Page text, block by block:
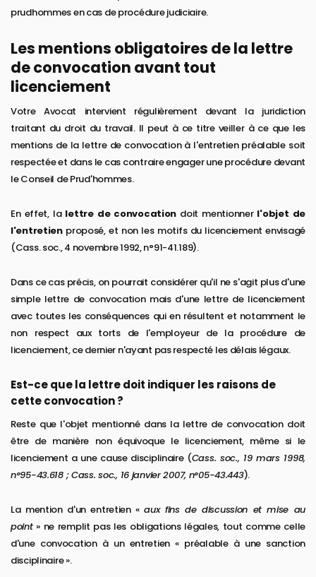
prudhommes en cas de procédure judiciaire.
Les mentions obligatoires de la lettre
de convocation avant tout
licenciement
Votre Avocat intervient régulièrement devant la juridiction
traitant du droit du travail. Il peut à ce titre veiller à ce que les
mentions de la lettre de convocation à l'entretien préalable soit
respectée et dans le cas contraire engager une procédure devant
le Conseil de Prud'hommes.
En effet, la lettre de convocation doit mentionner l'objet de
l'entretienproposé, et non les motifs du licenciement envisagé
(Cass. soc., 4 novembre 1992, n°91-41.189).
Dans ce cas précis, on pourrait considérer qu'il ne s'agit plus d'une
simple lettre de convocation mais d'une lettre de licenciement
avec toutes les conséquences qui en résultent et notamment le
non respect aux torts de l'employeur de la procédure de
licenciement, ce dernier n'ayant pas respecté les délais légaux.
Est-ce que la lettre doit indiquer les raisons de
cette convocation ?
Reste que l'objet mentionné dans la lettre de convocation doit
être de manière non équivoque le licenciement, même si le
licenciement a une cause disciplinaire (Cass. soc., 19 mars 1998,
n°95-43.618 ; Cass. soc., 16 janvier 2007, n°05-43.443).
La mention d'un entretien «aux fins de discussion et mise au
point» ne remplit pas les obligations légales, tout comme celle
d'une convocation à un entretien « préalable à une sanction
disciplinaire ».